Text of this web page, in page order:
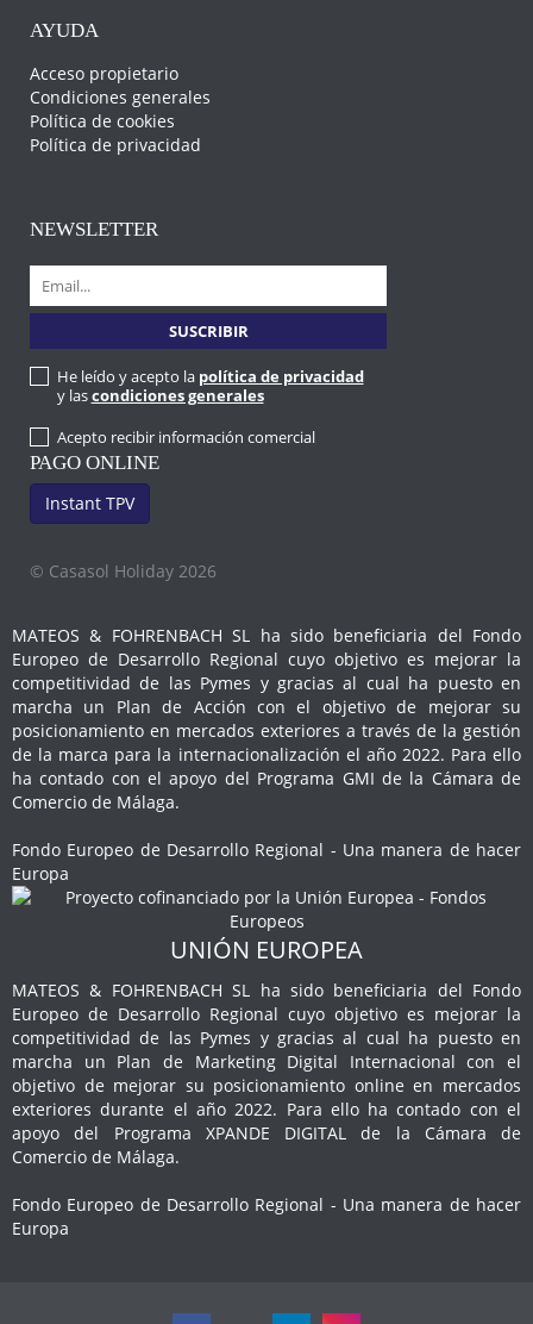
AYUDA
Acceso propietario
Condiciones generales
Política de cookies
Política de privacidad
NEWSLETTER
He leído y acepto la política de privacidad
y lascondiciones generales
Acepto recibir información comercial
PAGO ONLINE
Instant TPV
© Casasol Holiday 2026
MATEOS & FOHRENBACH SL ha sido beneficiaria del Fondo
Europeo de Desarrollo Regional cuyo objetivo es mejorar la
competitividad de las Pymes y gracias al cual ha puesto en
marcha un Plan de Acción con el objetivo de mejorar su
posicionamiento en mercados exteriores a través de la gestión
de la marca para la internacionalización el año 2022. Para ello
ha contado con el apoyo del Programa GMI de la Cámara de
Comercio de Málaga.
Fondo Europeo de Desarrollo Regional - Una manera de hacer
Europa
UNIÓN EUROPEA
MATEOS & FOHRENBACH SL ha sido beneficiaria del Fondo
Europeo de Desarrollo Regional cuyo objetivo es mejorar la
competitividad de las Pymes y gracias al cual ha puesto en
marcha un Plan de Marketing Digital Internacional con el
objetivo de mejorar su posicionamiento online en mercados
exteriores durante el año 2022. Para ello ha contado con el
apoyo del Programa XPANDE DIGITAL de la Cámara de
Comercio de Málaga.
Fondo Europeo de Desarrollo Regional - Una manera de hacer
Europa